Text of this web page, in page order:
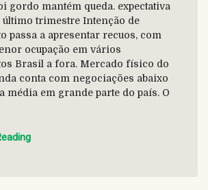
gordo mantém queda. expectativa
último trimestre Intenção de
passa a apresentar recuos, com
ocupação em vários
Brasil a fora. Mercado físico do
conta com negociações abaixo
média em grande parte do país. O